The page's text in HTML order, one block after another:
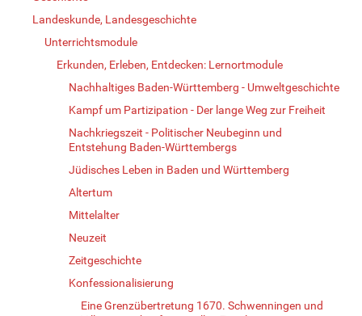
Landeskunde, Landesgeschichte
Unterrichtsmodule
Erkunden, Erleben, Entdecken: Lernortmodule
Nachhaltiges Baden-Württemberg - Umweltgeschichte
Kampf um Partizipation - Der lange Weg zur Freiheit
Nachkriegszeit - Politischer Neubeginn und
Entstehung Baden-Württembergs
Jüdisches Leben in Baden und Württemberg
Altertum
Mittelalter
Neuzeit
Zeitgeschichte
Konfessionalisierung
Eine Grenzübertretung 1670. Schwenningen und